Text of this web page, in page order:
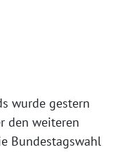
wurde gestern
den weiteren
Bundestagswahl